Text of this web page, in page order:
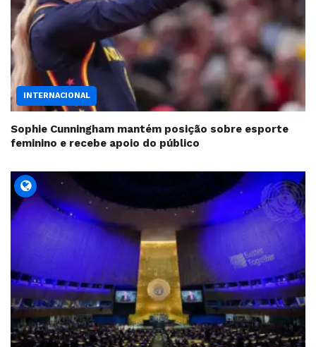
INTERNACIONAL
Sophie Cunningham mantém posição sobre esporte
feminino e recebe apoio do público